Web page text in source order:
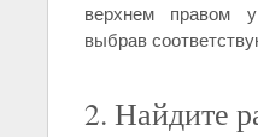
верхнем правом
выбрав
2. Найдите